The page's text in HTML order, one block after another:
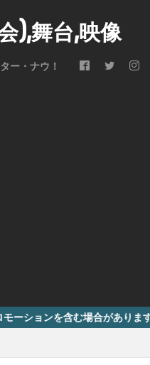
),舞台,映像
ー・ナウ！
む場合があります